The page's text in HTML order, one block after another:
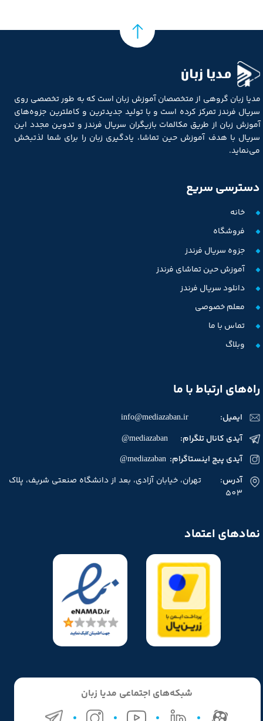
★★★★★
★★
★★★★★
★★
مدیا زبان
مدیا زبان گروهی از متخصصان آموزش زبان است که به طور تخصصی روی
سریال فرندز تمرکز کرده است و با تولید جدیدترین و کاملترین جزوه‌های
آموزش زبان از طریق مکالمات بازیگران سریال فرندز و تدوین مجدد این
سریال با هدف آموزش حین تماشا، یادگیری زبان را برای شما لذتبخش
می‌نماید.
نمادهای اعتماد
خانه
فروشگاه
جزوه سریال فرندز
آموزش حین تماشای فرندز
دانلود سریال فرندز
معلم خصوصی
تماس با ما
وبلاگ
دسترسی سریع
راه‌های ارتباط با ما
ایمیل: info@mediazaban.ir
آدرس: تهران، خیابان آزادی، بعد از دانشگاه صنعتی شریف، پلاک
503
آیدی کانال تلگرام: mediazaban@
آیدی پیج اینستاگرام: mediazaban@
شبکه‌های اجتماعی مدیا زبان